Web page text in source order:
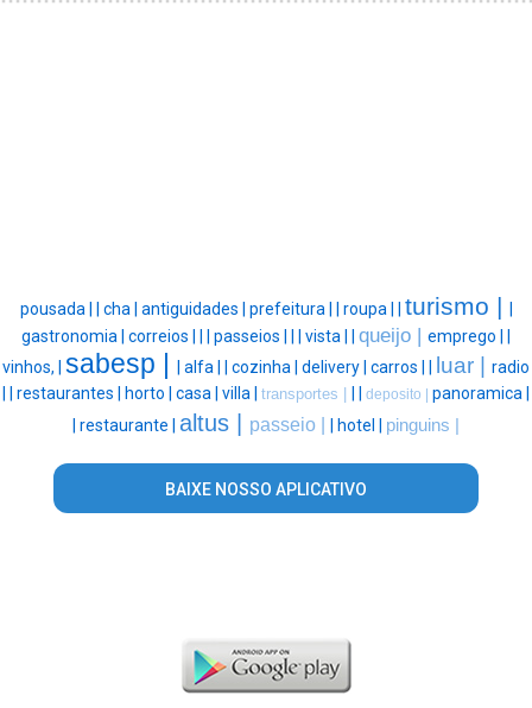
pousada | | cha | antiguidades | prefeitura | | roupa | | turismo | |
gastronomia | correios | | | passeios | | | vista | | queijo | emprego | |
vinhos, | sabesp | | alfa | | cozinha | delivery | carros | | luar | radio
| | restaurantes | horto | casa | villa | transportes | | | deposito | panoramica |
| restaurante | altus | passeio | | hotel | pinguins |
BAIXE NOSSO APLICATIVO